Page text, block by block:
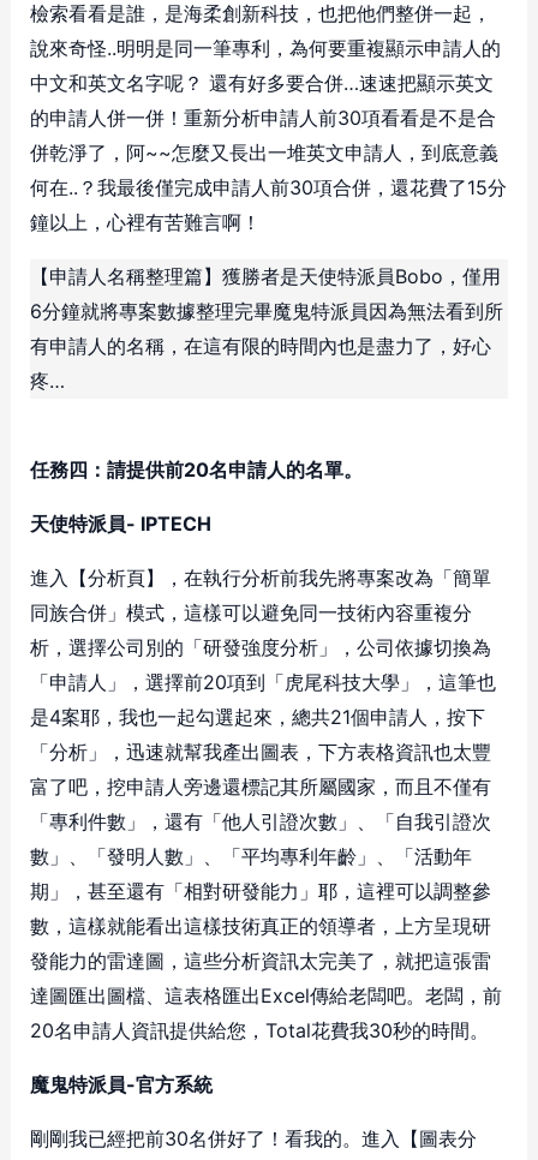
檢索看看是誰，是海柔創新科技，也把他們整併一起，
說來奇怪..明明是同一筆專利，為何要重複顯示申請人的
中文和英文名字呢？ 還有好多要合併…速速把顯示英文
的申請人併一併！重新分析申請人前30項看看是不是合
併乾淨了，阿~~怎麼又長出一堆英文申請人，到底意義
何在..？我最後僅完成申請人前30項合併，還花費了15分
鐘以上，心裡有苦難言啊！
【申請人名稱整理篇】獲勝者是天使特派員Bobo，僅用
6分鐘就將專案數據整理完畢魔鬼特派員因為無法看到所
有申請人的名稱，在這有限的時間內也是盡力了，好心
疼…
任務四：請提供前20名申請人的名單。
天使特派員- IPTECH
進入【分析頁】，在執行分析前我先將專案改為「簡單
同族合併」模式，這樣可以避免同一技術內容重複分
析，選擇公司別的「研發強度分析」，公司依據切換為
「申請人」，選擇前20項到「虎尾科技大學」，這筆也
是4案耶，我也一起勾選起來，總共21個申請人，按下
「分析」，迅速就幫我產出圖表，下方表格資訊也太豐
富了吧，挖申請人旁邊還標記其所屬國家，而且不僅有
「專利件數」，還有「他人引證次數」、「自我引證次
數」、「發明人數」、「平均專利年齡」、「活動年
期」，甚至還有「相對研發能力」耶，這裡可以調整參
數，這樣就能看出這樣技術真正的領導者，上方呈現研
發能力的雷達圖，這些分析資訊太完美了，就把這張雷
達圖匯出圖檔、這表格匯出Excel傳給老闆吧。老闆，前
20名申請人資訊提供給您，Total花費我30秒的時間。
魔鬼特派員-官方系統
剛剛我已經把前30名併好了！看我的。進入【圖表分